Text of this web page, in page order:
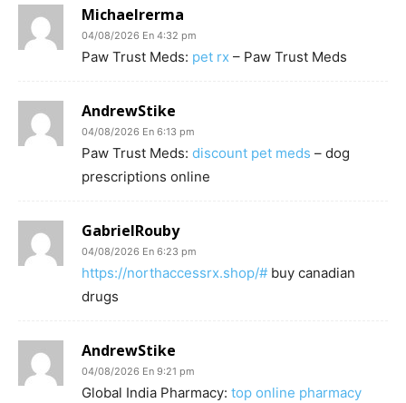
Michaelrerma
04/08/2026 En 4:32 pm
Paw Trust Meds: pet rx – Paw Trust Meds
AndrewStike
04/08/2026 En 6:13 pm
Paw Trust Meds: discount pet meds – dog
prescriptions online
GabrielRouby
04/08/2026 En 6:23 pm
https://northaccessrx.shop/# buy canadian
drugs
AndrewStike
04/08/2026 En 9:21 pm
Global India Pharmacy: top online pharmacy